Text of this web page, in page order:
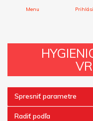
Menu
Spresniť parametre
Radiť podľa